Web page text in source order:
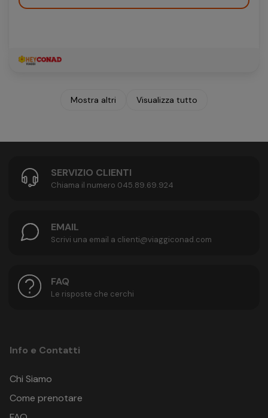
Mostra altri Visualizza tutto
SERVIZIO CLIENTI
Chiama il numero 045.89.69.924
EMAIL
Scrivi una email a clienti@viaggiconad.com
FAQ
Le risposte che cerchi
Info e Contatti
Chi Siamo
Come prenotare